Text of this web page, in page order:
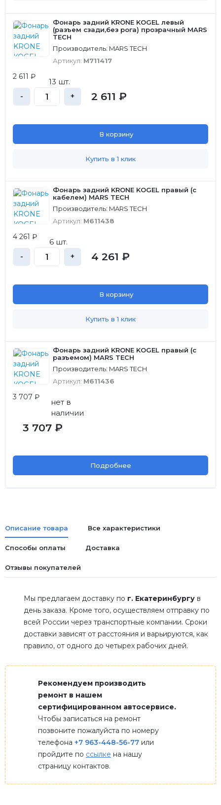
Фонарь задний KRONE KOGEL левый
(разъем сзади,без рога) прозрачный MARS
TECH
Производитель: MARS TECH
Артикул: M711417
2 611 ₽
13 шт.
- + 2 611 ₽
В корзину
Купить в 1 клик
Фонарь задний KRONE KOGEL правый (с
кабелем) MARS TECH
Производитель: MARS TECH
Артикул: M611438
4 261 ₽
6 шт.
- + 4 261 ₽
В корзину
Купить в 1 клик
Фонарь задний KRONE KOGEL правый (с
разъемом) MARS TECH
Производитель: MARS TECH
Артикул: M611436
3 707 ₽
нет в
наличии
3 707 ₽
Подробнее
Описание товара Все характеристики
Способы оплаты Доставка
Отзывы покупателей
Мы предлагаем доставку по г. Екатеринбургу в
день заказа. Кроме того, осуществляем отправку по
всей России через транспортные компании. Сроки
доставки зависят от расстояния и варьируются, как
правило, от одного до четырех рабочих дней.
Рекомендуем производить
ремонт в нашем
сертифицированном автосервисе.
Чтобы записаться на ремонт
позвоните пожалуйста по номеру
телефона +7 963-448-56-77 или
пройдите по ссылке на нашу
страницу контактов.